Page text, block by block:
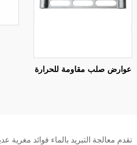
عوارض صلب مقاومة للحرارة
تقدم معالجة التبريد بالماء فوائد مغرية